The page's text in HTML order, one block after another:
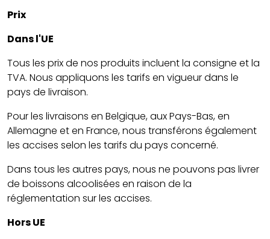
Prix
Dans l'UE
Tous les prix de nos produits incluent la consigne et la
TVA. Nous appliquons les tarifs en vigueur dans le
pays de livraison.
Pour les livraisons en Belgique, aux Pays-Bas, en
Allemagne et en France, nous transférons également
les accises selon les tarifs du pays concerné.
Dans tous les autres pays, nous ne pouvons pas livrer
de boissons alcoolisées en raison de la
réglementation sur les accises.
Hors UE